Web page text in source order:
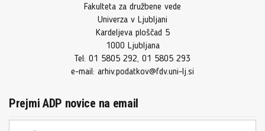
Fakulteta za družbene vede
Univerza v Ljubljani
Kardeljeva ploščad 5
1000 Ljubljana
Tel: 01 5805 292, 01 5805 293
e-mail: arhiv.podatkov@fdv.uni-lj.si
Prejmi ADP novice na email